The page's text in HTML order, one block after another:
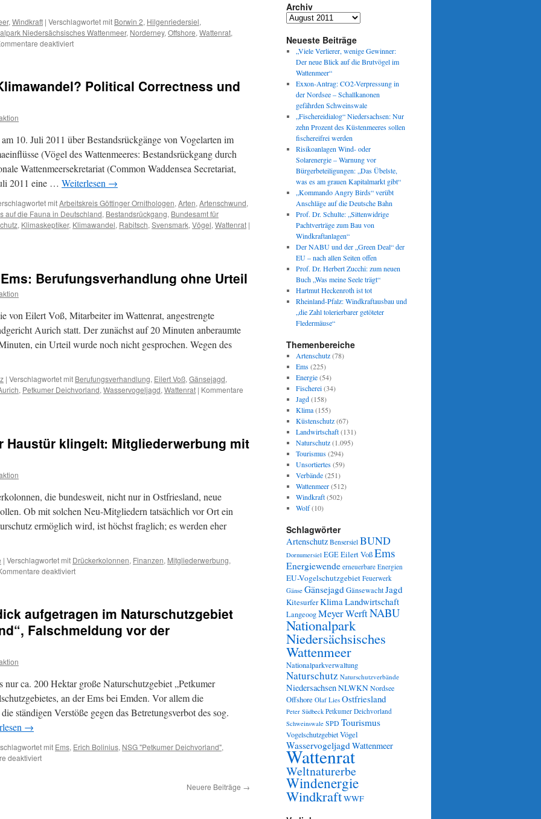
, Windkraft | Verschlagwortet mit Borwin 2, Hilgenriedersiel,
Niedersächsisches Wattenmeer, Norderney, Offshore, Wattenrat,
deaktiviertfür
Großbaustelle
Political Correctness und
10. Juli 2011 über Bestandsrückgänge von Vogelarten im
(Vögel des Wattenmeeres: Bestandsrückgang durch
Wattenmeersekretariat (Common Waddensea Secretariat,
2011 eine … Weiterlesen →
mitArbeitskreis Göttinger Ornithologen, Arten, Artenschwund,
auf die Fauna in Deutschland, Bestandsrückgang, Bundesamt für
, Klimaskeptiker, Klimawandel, Rabitsch, Svensmark, Vögel, Wattenrat |
Berufungsverhandlung ohne Urteil
von Eilert Voß, Mitarbeiter im Wattenrat, angestrengte
Aurich statt. Der zunächst auf 20 Minuten anberaumte
ein Urteil wurde noch nicht gesprochen. Wegen des
| Verschlagwortet mit Berufungsverhandlung, Eilert Voß, Gänsejagd,
, Petkumer Deichvorland, Wasservogeljagd, Wattenrat | Kommentare
Haustür klingelt: Mitgliederwerbung mit
die bundesweit, nicht nur in Ostfriesland, neue
Ob mit solchen Neu-Mitgliedern tatsächlich vor Ort ein
ermöglich wird, ist höchst fraglich; es werden eher
| Verschlagwortet mit Drückerkolonnen, Finanzen, Mitgliederwerbung,
deaktiviertfür
an
der
Haustür
Drückerkolonnen
aufgetragen im Naturschutzgebiet
Falschmeldung vor der
nur ca. 200 Hektar große Naturschutzgebiet „Petkumer
an der Ems bei Emden. Vor allem die
ständigen Verstöße gegen das Betretungsverbot des sog.
→
mit Ems, Erich Bolinius, NSG "Petkumer Deichvorland",
deaktiviertfür
Neuere Beiträge →
Archiv
Archiv
Neueste Beiträge
„Viele Verlierer, wenige Gewinner:
Der neue Blick auf die Brutvögel im
Wattenmeer“
Exxon-Antrag: CO2-Verpressung in
der Nordsee – Schallkanonen
gefährden Schweinswale
„Fischereidialog“ Niedersachsen: Nur
zehn Prozent des Küstenmeeres sollen
fischereifrei werden
Risikoanlagen Wind- oder
Solarenergie – Warnung vor
Bürgerbeteiligungen: „Das Übelste,
was es am grauen Kapitalmarkt gibt“
„Kommando Angry Birds“ verübt
Anschläge auf die Deutsche Bahn
Prof. Dr. Schulte: „Sittenwidrige
Pachtverträge zum Bau von
Windkraftanlagen“
Der NABU und der „Green Deal“ der
EU – nach allen Seiten offen
Prof. Dr. Herbert Zucchi: zum neuen
Buch „Was meine Seele trägt“
Hartmut Heckenroth ist tot
Rheinland-Pfalz: Windkraftausbau und
„die Zahl tolerierbarer getöteter
Fledermäuse“
Themenbereiche
Artenschutz(78)
Ems(225)
Energie(54)
Fischerei(34)
Jagd(158)
Klima(155)
Küstenschutz(67)
Landwirtschaft(131)
Naturschutz(1.095)
Tourismus(294)
Unsortiertes(59)
Verbände(251)
Wattenmeer(512)
Windkraft(502)
Wolf(10)
Schlagwörter
Artenschutz Bensersiel BUND
Dornumersiel EGEEilert VoßEms
Energiewende erneuerbare Energien
EU-Vogelschutzgebiet Feuerwerk
Gänse GänsejagdGänsewachtJagd
KitesurferKlimaLandwirtschaft
LangeoogMeyer WerftNABU
Nationalpark
Niedersächsisches
Wattenmeer
Nationalparkverwaltung
Naturschutz Naturschutzverbände
NiedersachsenNLWKNNordsee
Offshore Olaf Lies Ostfriesland
Peter Südbeck Petkumer Deichvorland
Schweinswale SPDTourismus
VogelschutzgebietVögel
WasservogeljagdWattenmeer
Wattenrat
Weltnaturerbe
Windenergie
WindkraftWWF